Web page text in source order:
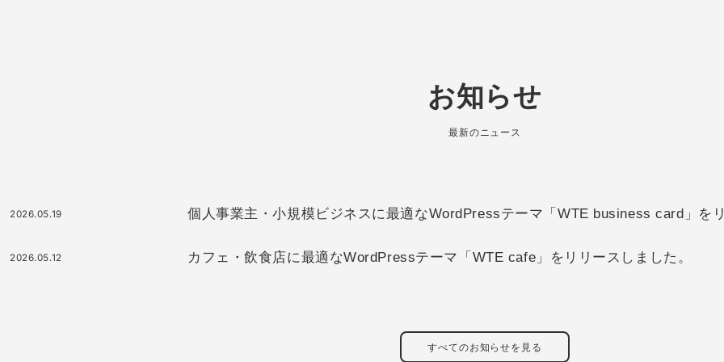
お知らせ
最新のニュース
2026.05.19 個人事業主・小規模ビジネスに最適なWordPressテーマ「WTE business card」を
2026.05.12 カフェ・飲食店に最適なWordPressテーマ「WTE cafe」をリリースしました。
すべてのお知らせを見る